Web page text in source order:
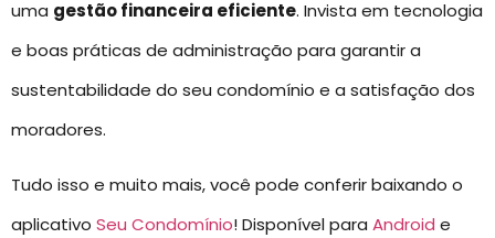
uma gestão financeira eficiente. Invista em tecnologia
e boas práticas de administração para garantir a
sustentabilidade do seu condomínio e a satisfação dos
moradores.
Tudo isso e muito mais, você pode conferir baixando o
aplicativo Seu Condomínio! Disponível para Android e